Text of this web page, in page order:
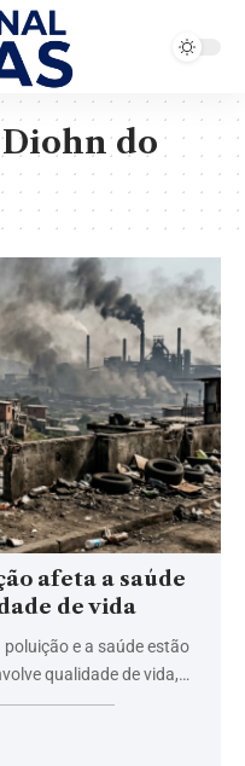
do
afeta a saúde
de vida
e a saúde estão
qualidade de vida,…